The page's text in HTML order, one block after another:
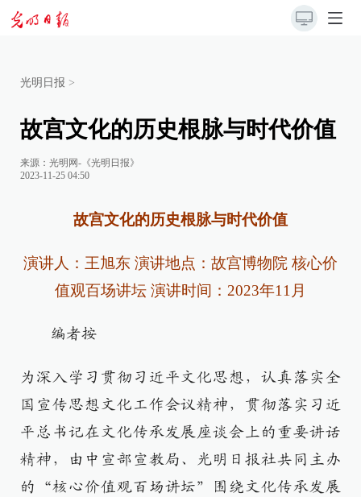
光明日报 >
故宫文化的历史根脉与时代价值
来源： 光明网-《光明日报》
2023-11-25 04:50
故宫文化的历史根脉与时代价值
演讲人：王旭东 演讲地点：故宫博物院 核心价
值观百场讲坛 演讲时间：2023年11月
编者按
为深入学习贯彻习近平文化思想，认真落实全
国宣传思想文化工作会议精神，贯彻落实习近
平总书记在文化传承发展座谈会上的重要讲话
精神，由中宣部宣教局、光明日报社共同主办
的“核心价值观百场讲坛”围绕文化传承发展